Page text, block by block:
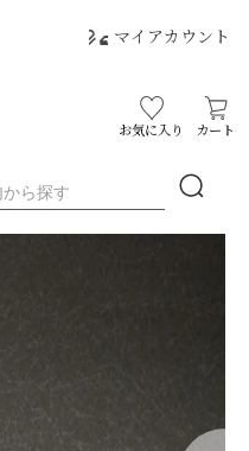
マイアカウント
お気に入り カート